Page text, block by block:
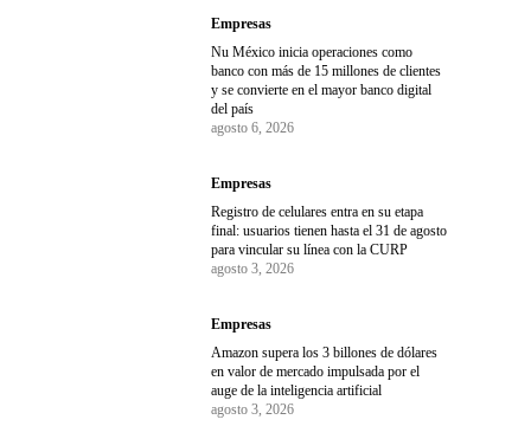
Empresas
Nu México inicia operaciones como
banco con más de 15 millones de clientes
y se convierte en el mayor banco digital
del país
agosto 6, 2026
Empresas
Registro de celulares entra en su etapa
final: usuarios tienen hasta el 31 de agosto
para vincular su línea con la CURP
agosto 3, 2026
Empresas
Amazon supera los 3 billones de dólares
en valor de mercado impulsada por el
auge de la inteligencia artificial
agosto 3, 2026